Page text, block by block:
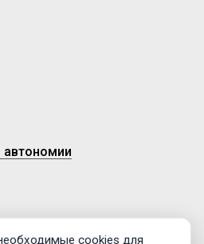
автономии
cookies для